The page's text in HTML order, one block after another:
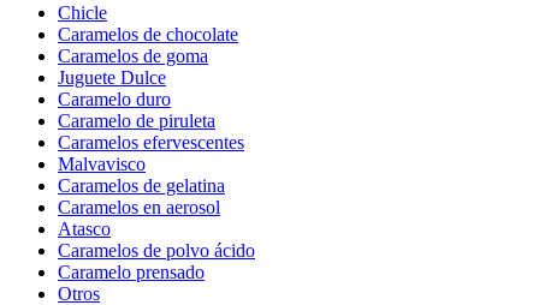
Chicle
Caramelos de chocolate
Caramelos de goma
Juguete Dulce
Caramelo duro
Caramelo de piruleta
Caramelos efervescentes
Malvavisco
Caramelos de gelatina
Caramelos en aerosol
Atasco
Caramelos de polvo ácido
Caramelo prensado
Otros